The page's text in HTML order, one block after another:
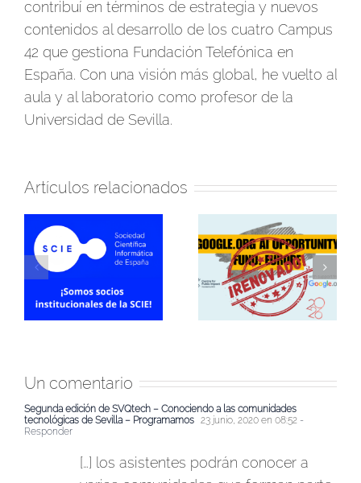
contribuí en términos de estrategia y nuevos
contenidos al desarrollo de los cuatro Campus
42 que gestiona Fundación Telefónica en
España. Con una visión más global, he vuelto al
aula y al laboratorio como profesor de la
Universidad de Sevilla.
Artículos relacionados
¡En 2026 seguiremos
participando en el AI
Europe de
Firmamos convenio
de colaboración con
Sevilla Negra para
formación en IA
Un comentario
Segunda edición de SVQtech – Conociendo a las comunidades
tecnológicas de Sevilla – Programamos 23 junio, 2020 en 08:52 -
Responder
[…] los asistentes podrán conocer a